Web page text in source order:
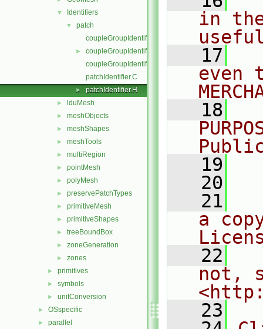
▼ Identifiers
▼
patch
coupleGroupIdentifier.C
►
coupleGroupIdentifier.H
coupleGroupIdentifierI.H
patchIdentifier.C
► patchIdentifier.H
► lduMesh
► meshObjects
► meshShapes
► meshTools
► multiRegion
► pointMesh
► polyMesh
► preservePatchTypes
► primitiveMesh
► primitiveShapes
► treeBoundBox
► zoneGeneration
► zones
► primitives
► symbols
► unitConversion
► OSspecific
► parallel
in
   17
even
   18
   19
   20
   21
a
   22
not,
   23